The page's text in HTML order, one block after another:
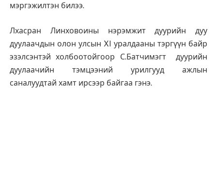
мэргэжилтэн билээ.
Лхасран Линховоины нэрэмжит дуурийн дуу
дуулаачдын олон улсын XI уралдааны тэргүүн байр
эзэлсэнтэй холбоотойгоор С.Батчимэгт дуурийн
дуулаачийн тэмцээний урилгууд ажлын
саналуудтай хамт ирсээр байгаа гэнэ.